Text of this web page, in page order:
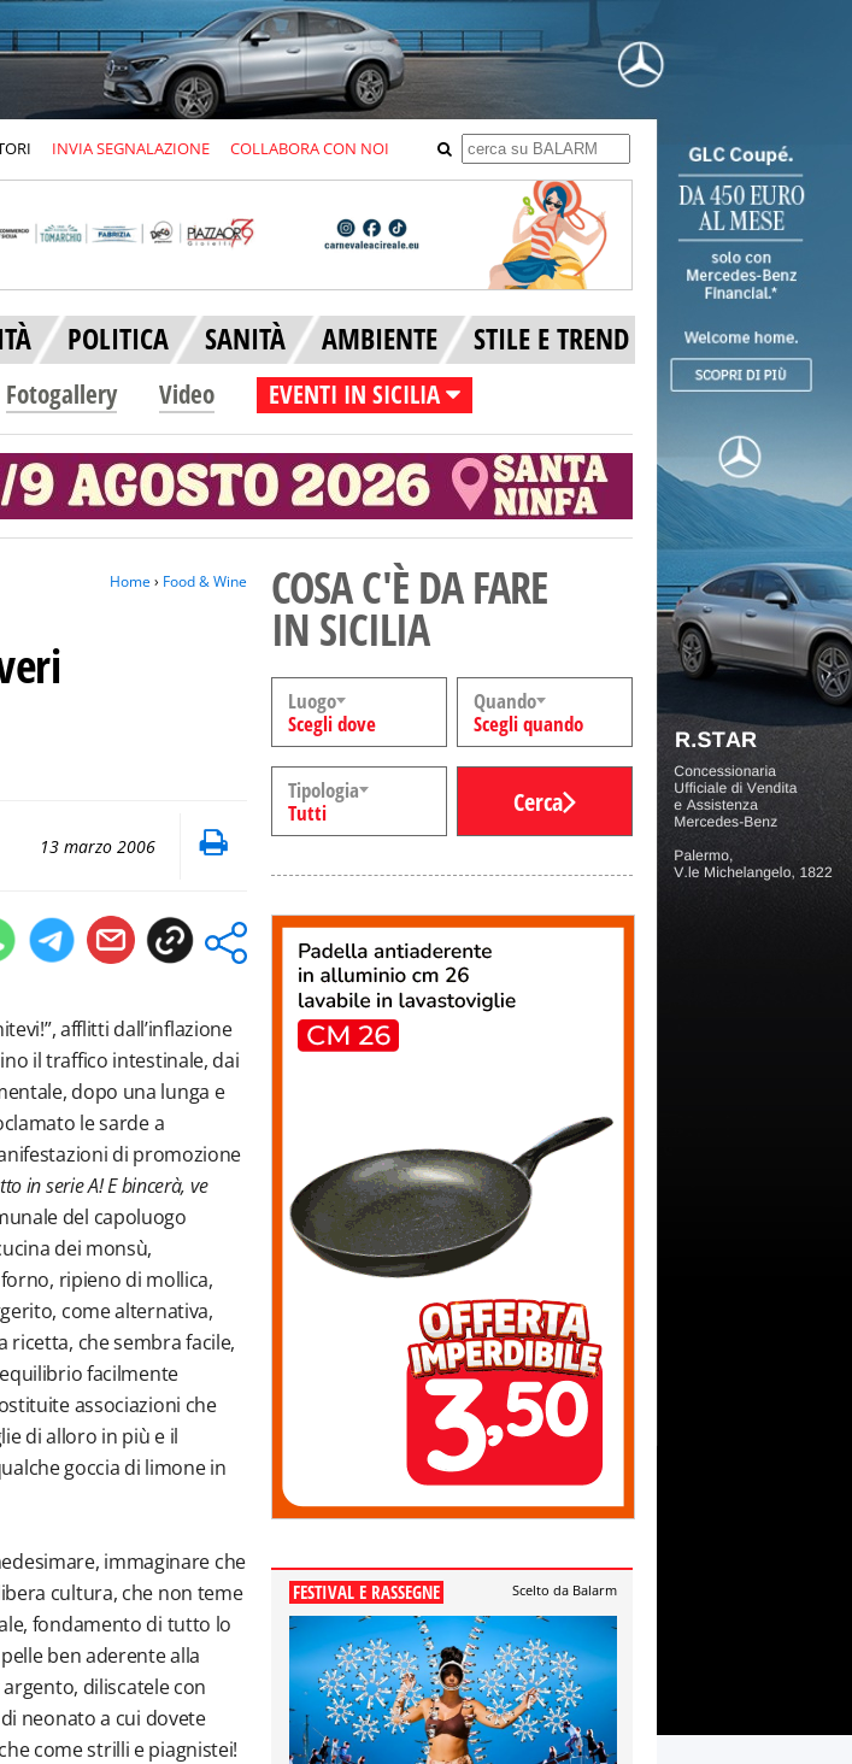
INVIA SEGNALAZIONE COLLABORA CON NOI
POLITICA SANITÀ AMBIENTE STILE E TREND
Fotogallery Video EVENTI IN SICILIA
Home› Food & Wine
13 marzo 2006
afflitti dall’inflazione
il traffico intestinale, dai
dopo una lunga e
le sarde a
di promozione
in serie A! E bincerà, ve
del capoluogo
dei monsù,
ripieno di mollica,
come alternativa,
ricetta, che sembra facile,
facilmente
associazioni che
di alloro in più e il
goccia di limone in
immaginare che
cultura, che non teme
fondamento di tutto lo
ben aderente alla
diliscatele con
neonato a cui dovete
come strilli e piagnistei!
COSA C'È DA FARE
IN SICILIA
Luogo
Scegli dove
Quando
Scegli quando
Tipologia
Tutti
Cerca
FESTIVAL E RASSEGNE Scelto da Balarm